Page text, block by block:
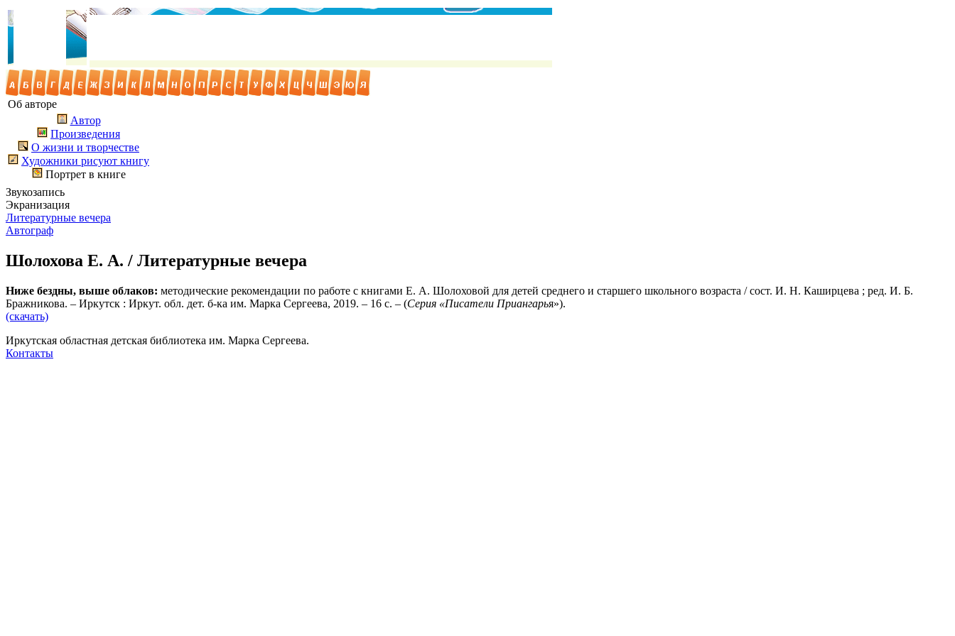
Об авторе
Автор
Произведения
О жизни и творчестве
Художники рисуют книгу
Портрет в книге
Звукозапись
Экранизация
Литературные вечера
Автограф
Шолохова Е. А. / Литературные вечера
Ниже бездны, выше облаков: методические рекомендации по работе с книгами Е. А. Шолоховой для детей среднего и старшего школьного возраста / сост. И. Н. Каширцева ; ред. И. Б.
Бражникова. – Иркутск : Иркут. обл. дет. б-ка им. Марка Сергеева, 2019. – 16 с. – (Серия «Писатели Приангарья»).
(скачать)
Иркутская областная детская библиотека им. Марка Сергеева.
Контакты